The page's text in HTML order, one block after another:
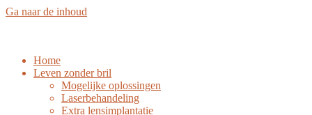
Ga naar de inhoud
Home
Leven zonder bril
Mogelijke oplossingen
Laserbehandeling
Extra lensimplantatie